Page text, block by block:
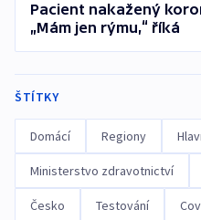
Pacient nakažený
„Mám jen rýmu,“ říká
ŠTÍTKY
Domácí Regiony
Ministerstvo zdravotnictví
Česko Testování